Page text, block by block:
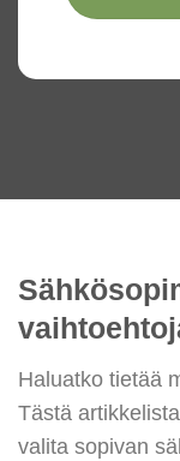
Haluatko tietää
Tästä
valita sopivan